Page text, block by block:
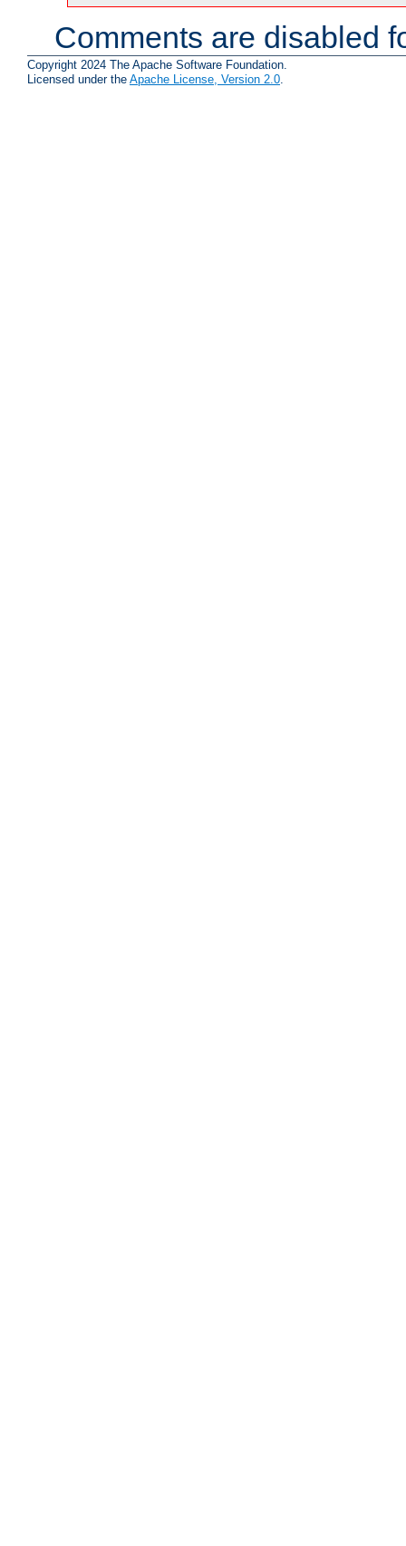
Comments are disabled
Copyright 2024 The Apache Software Foundation.
Licensed under the Apache License, Version 2.0.